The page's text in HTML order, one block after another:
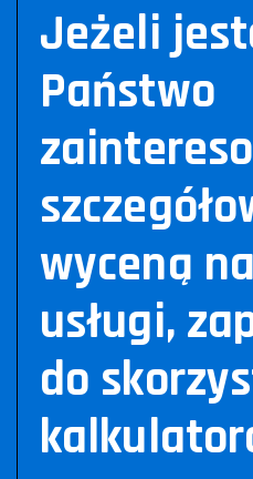
Jeżeli
Państwo
wyceną
usługi,
do